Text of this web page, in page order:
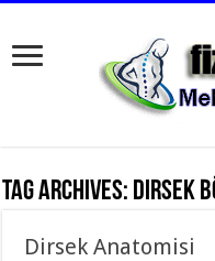
Tag Archives: dirsek
Dirsek Anatomisi